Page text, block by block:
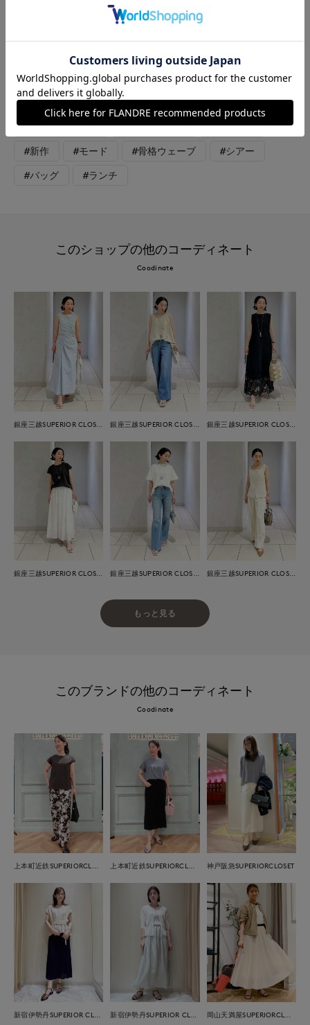
っきりとした印象に。ボリューム感のあるホワイトワイドパンツ
を合わせることで、抜け感のある洗練されたスタイルが完成しま
す。
#ニット #パンツ #アクセサリー
#オフィスカジュアル #テレワーク
#ウォッシャブル #イージーケア #コットン
#新作 #モード #骨格ウェーブ #シアー
#バッグ #ランチ
このショップの他のコーディネート
Coodinate
もっと見る
このブランドの他のコーディネート
Coodinate
神戸阪急SUPERIORCLOSET